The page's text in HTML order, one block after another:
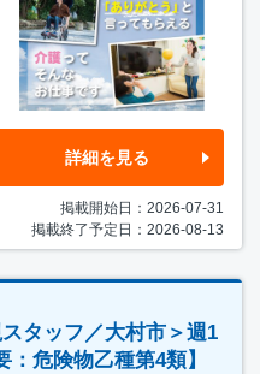
詳細を見る
掲載開始日：2026-07-31
掲載終了予定日：2026-08-13
タッフ／大村市＞週1
危険物乙種第4類】